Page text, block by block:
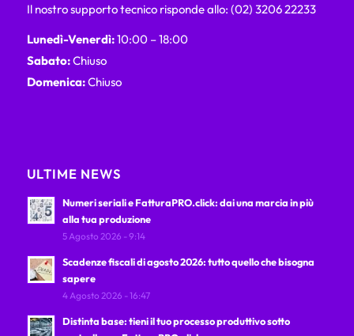
Il nostro supporto tecnico risponde allo: (02) 3206 22233
Lunedì-Venerdì:10:00 – 18:00
Sabato:Chiuso
Domenica:Chiuso
ULTIME NEWS
Numeri seriali e FatturaPRO.click: dai una marcia in più
alla tua produzione
5 Agosto 2026 - 9:14
Scadenze fiscali di agosto 2026: tutto quello che bisogna
sapere
4 Agosto 2026 - 16:47
Distinta base: tieni il tuo processo produttivo sotto